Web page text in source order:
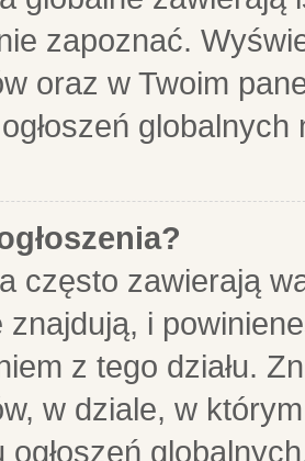
zapoznać.
oraz w Twoim
często zawierają
znajdują, i
z tego działu.
w dziale, w
ogłoszeń